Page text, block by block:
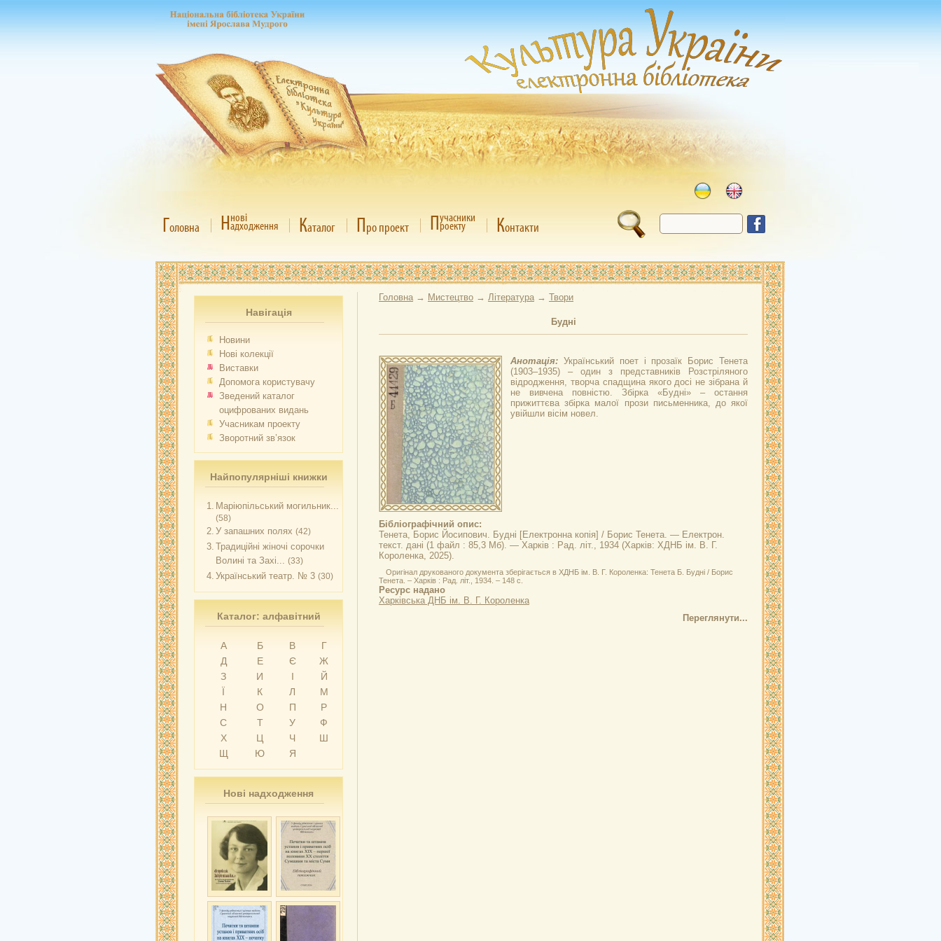
Головна Ннові
адходження Каталог Про проект Пучасники
роекту Контакти
Навігація
Новини
Нові колекції
Виставки
Допомога користувачу
Зведений каталог
оцифрованих видань
Учасникам проекту
Зворотний зв’язок
Найпопулярніші книжки
1. Маріюпільський могильник...
(58)
2. У запашних полях (42)
3. Традиційні жіночі сорочки
Волині та Захі... (33)
4. Український театр. № 3 (30)
Каталог: алфавітний
А Б В
Г
Д
Е Є
Ж
З
И І
Й
Ї
К Л
М
Н
О П
Р
С
Т У
Ф
Х
Ц Ч
Ш
Щ
Ю Я
Нові надходження
Головна → Мистецтво → Література → Твори
Будні
Анотація: Український поет і прозаїк Борис Тенета
(1903–1935) – один з представників Розстріляного
відродження, творча спадщина якого досі не зібрана й
не вивчена повністю. Збірка «Будні» – остання
прижиттєва збірка малої прози письменника, до якої
увійшли вісім новел.
Бібліографічний опис:
Тенета, Борис Йосипович. Будні [Електронна копія] / Борис Тенета. — Електрон.
текст. дані (1 файл : 85,3 Мб). — Харків : Рад. літ., 1934 (Харків: ХДНБ ім. В. Г.
Короленка, 2025).
Оригінал друкованого документа зберігається в ХДНБ ім. В. Г. Короленка: Тенета Б. Будні / Борис
Тенета. – Харків : Рад. літ., 1934. – 148 с.
Ресурс надано
Харківська ДНБ ім. В. Г. Короленка
Переглянути...